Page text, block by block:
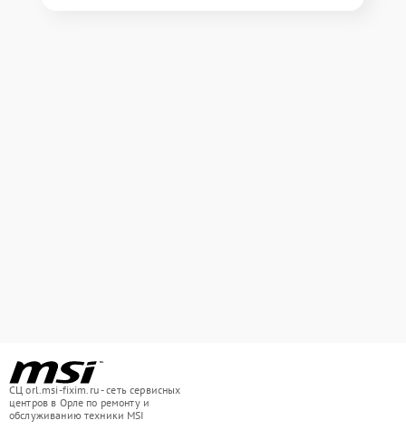
СЦ orl.msi-fixim.ru - сеть сервисных
центров в Орле по ремонту и
обслуживанию техники MSI